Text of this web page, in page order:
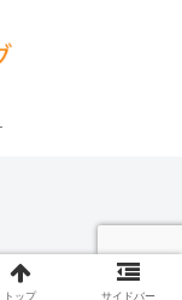
トップ サイドバー